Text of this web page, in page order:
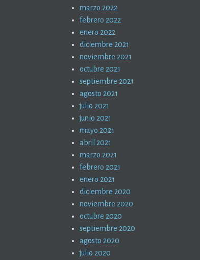
marzo 2022
febrero 2022
enero 2022
diciembre 2021
noviembre 2021
octubre 2021
septiembre 2021
agosto 2021
julio 2021
junio 2021
mayo 2021
abril 2021
marzo 2021
febrero 2021
enero 2021
diciembre 2020
noviembre 2020
octubre 2020
septiembre 2020
agosto 2020
julio 2020